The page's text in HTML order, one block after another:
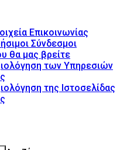
Επικοινωνίας
Σύνδεσμοι
θα μας βρείτε
των Υπηρεσιών
της Ιστοσελίδας